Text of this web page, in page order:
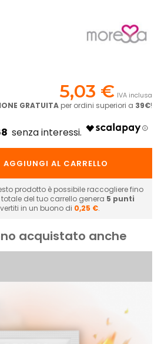
5,03 € IVA inclusa
GRATUITA per ordini superiori a 39€!
AGGIUNGI AL CARRELLO
prodotto è possibile raccogliere fino
totale del tuo carrello genera 5 punti
in un buono di 0,25 €.
acquistato anche